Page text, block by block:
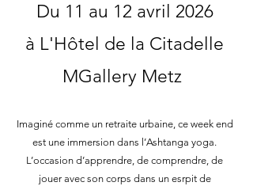
Du 11 au 12 avril 2026
à L'Hôtel de la Citadelle
MGallery Metz
Imaginé comme un retraite urbaine, ce week end
est une immersion dans l’Ashtanga yoga.
L’occasion d’apprendre, de comprendre, de
jouer avec son corps dans un esrpit de